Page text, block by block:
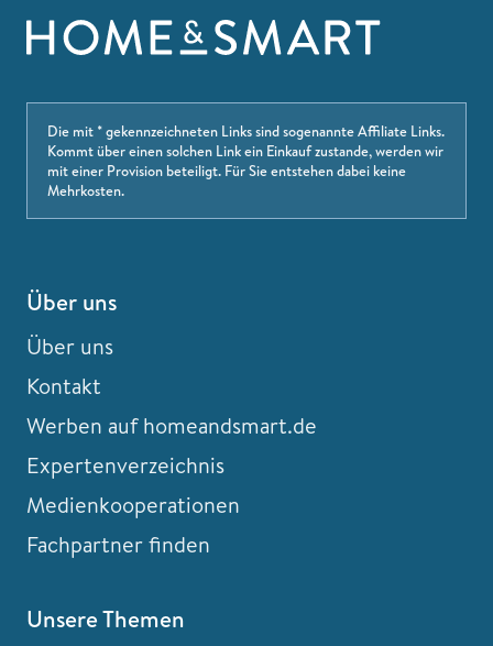
Die mit * gekennzeichneten Links sind sogenannte Affiliate Links.
Kommt über einen solchen Link ein Einkauf zustande, werden wir
mit einer Provision beteiligt. Für Sie entstehen dabei keine
Mehrkosten.
Über uns
Über uns
Kontakt
Werben auf homeandsmart.de
Expertenverzeichnis
Medienkooperationen
Fachpartner finden
Unsere Themen